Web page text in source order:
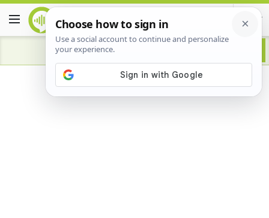
Advertisement